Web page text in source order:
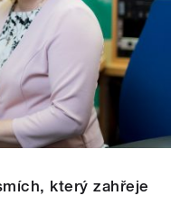
který zahřeje